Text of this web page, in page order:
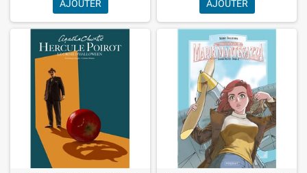
AJOUTER AJOUTER